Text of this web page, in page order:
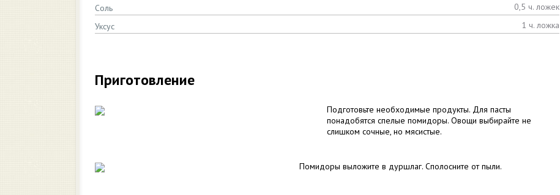
Соль
0,5 ч. ложек
Уксус
1 ч. ложка
Приготовление
Подготовьте необходимые продукты. Для пасты
понадобятся спелые помидоры. Овощи выбирайте не
слишком сочные, но мясистые.
Помидоры выложите в дуршлаг. Сполосните от пыли.